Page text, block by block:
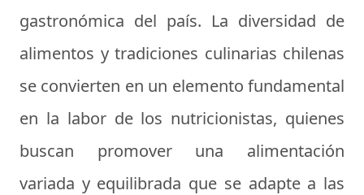
gastronómica del país. La diversidad de
alimentos y tradiciones culinarias chilenas
se convierten en un elemento fundamental
en la labor de los nutricionistas, quienes
buscan promover una alimentación
variada y equilibrada que se adapte a las